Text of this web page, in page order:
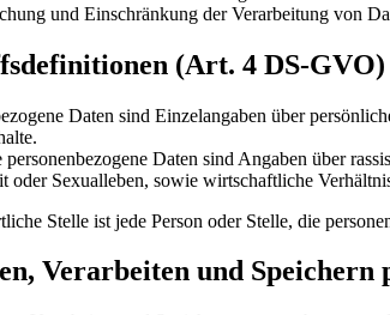
und Einschränkung der Verarbeitung von
(Art. 4 DS-GVO)
Daten sind Einzelangaben über
personenbezogene Daten sind Angaben über
oder Sexualleben, sowie wirtschaftliche
Stelle ist jede Person oder Stelle, die
Verarbeiten und Speichern